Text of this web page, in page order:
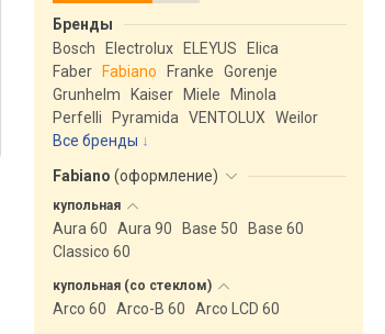
Бренды
Bosch
Electrolux ELEYUS
Elica
Faber
Fabiano Franke
Gorenje
Grunhelm
Kaiser Miele
Minola
Perfelli
Pyramida VENTOLUX
Weilor
Все бренды
Fabiano (оформление)
купольная
Aura 60 Aura 90 Base 50
Base 60
Classico 60
купольная (со стеклом)
Arco 60 Arco-B 60 Arco LCD 60